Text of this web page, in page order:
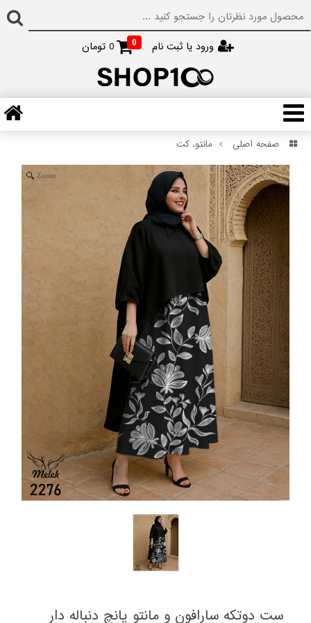
ورود یا ثبت نام 0
0 تومان
صفحه اصلی مانتو، کت
Zoom
ست دوتکه سارافون و مانتو پانچ دنباله دار